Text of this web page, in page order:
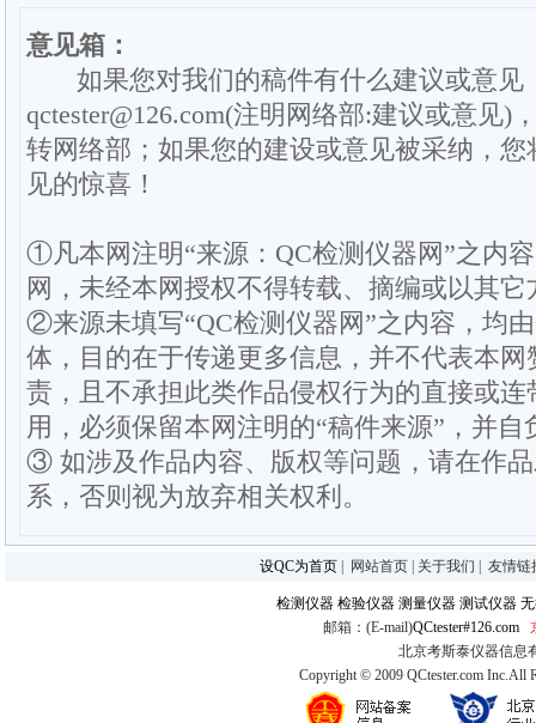
意见箱：
如果您对我们的稿件有什么建议或意见
qctester@126.com(注明网络部:建议或意见)
转网络部；如果您的建设或意见被采纳，
见的惊喜！
①凡本网注明“来源：QC检测仪器网”之内
网，未经本网授权不得转载、摘编或以其它
②来源未填写“QC检测仪器网”之内容，均
体，目的在于传递更多信息，并不代表本
责，且不承担此类作品侵权行为的直接或
用，必须保留本网注明的“稿件来源”，并
③ 如涉及作品内容、版权等问题，请在作
系，否则视为放弃相关权利。
设QC为首页 网站首页 关于我们 友情链
检测仪器 检验仪器 测量仪器 测试仪器
邮箱：(E-mail)QCtester#126.com
北京考斯泰仪器信息
Copyright © 2009 QCtester.com Inc.All